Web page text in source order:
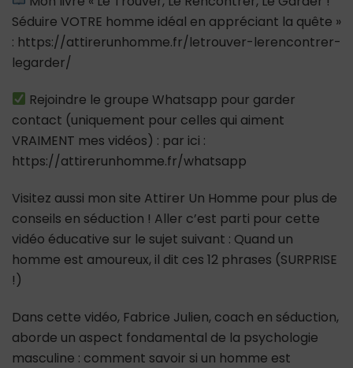
Séduire VOTRE homme idéal en appréciant la quête »
: https://attirerunhomme.fr/letrouver-lerencontrer-
legarder/
Rejoindre le groupe Whatsapp pour garder
contact (uniquement pour celles qui aiment
VRAIMENT mes vidéos) : par ici :
https://attirerunhomme.fr/whatsapp
Visitez aussi mon site Attirer Un Homme pour plus de
conseils en séduction ! Aller c’est parti pour cette
vidéo éducative sur le sujet suivant : Quand un
homme est amoureux, il dit ces 12 phrases (SURPRISE
!)
Dans cette vidéo, Fabrice Julien, coach en séduction,
aborde un aspect fondamental de la psychologie
masculine : comment savoir si un homme est